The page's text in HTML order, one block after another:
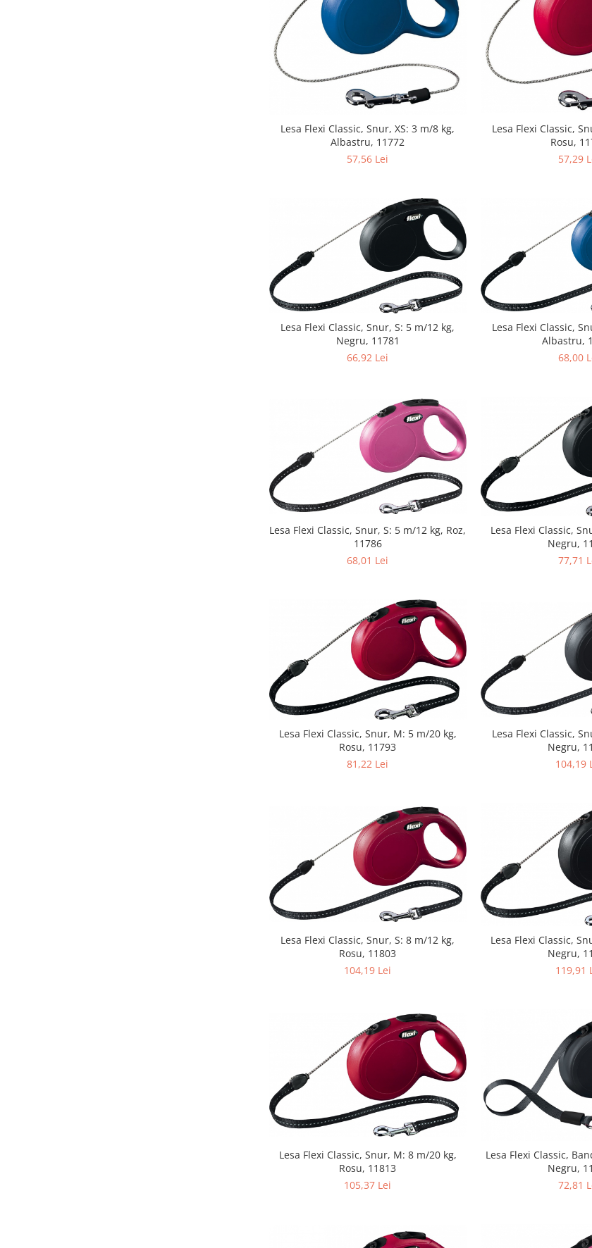
Lesa Flexi Classic, Snur, XS: 3 m/8 kg,
Albastru, 11772
57,56 Lei
Lesa Flexi Classic,
Rosu,
57,29
Lesa Flexi Classic, Snur, S: 5 m/12 kg,
Negru, 11781
66,92 Lei
Lesa Flexi Classic,
Albastru,
68,00
Lesa Flexi Classic, Snur, S: 5 m/12 kg, Roz,
11786
68,01 Lei
Lesa Flexi Classic,
Negru,
77,71
Lesa Flexi Classic, Snur, M: 5 m/20 kg,
Rosu, 11793
81,22 Lei
Lesa Flexi Classic,
Negru,
104,19
Lesa Flexi Classic, Snur, S: 8 m/12 kg,
Rosu, 11803
104,19 Lei
Lesa Flexi Classic,
Negru,
119,91
Lesa Flexi Classic, Snur, M: 8 m/20 kg,
Rosu, 11813
105,37 Lei
Lesa Flexi Classic,
Negru,
72,81